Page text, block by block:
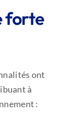
forte
ont
à
: